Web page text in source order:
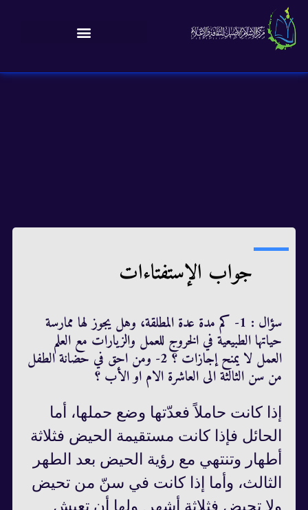
جواب الإستفتاءات
سؤال : 1- كم مدة عدة المطلقة، وهل يجوز لها ممارسة
حياتها الطبيعية في الخروج للعمل والزيارات مع العلم
العمل لا يمنح إجازات ؟ 2- ومن احق في حضانة الطفل
من سن الثالثة الى العاشرة الام او الأب ؟
إذا كانت حاملاً فعدّتها وضع حملها، أما
الحائل فإذا كانت مستقيمة الحيض فثلاثة
أطهار وتنتهي مع رؤية الحيض بعد الطهر
الثالث، وأما إذا كانت في سنّ من تحيض
ولا تحيض فثلاثة أشهر. ولها أن تعيش